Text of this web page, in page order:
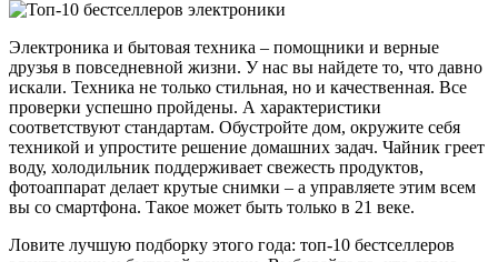
Электроника и бытовая техника – помощники и верные
друзья в повседневной жизни. У нас вы найдете то, что давно
искали. Техника не только стильная, но и качественная. Все
проверки успешно пройдены. А характеристики
соответствуют стандартам. Обустройте дом, окружите себя
техникой и упростите решение домашних задач. Чайник греет
воду, холодильник поддерживает свежесть продуктов,
фотоаппарат делает крутые снимки – а управляете этим всем
вы со смартфона. Такое может быть только в 21 веке.
Ловите лучшую подборку этого года: топ-10 бестселлеров